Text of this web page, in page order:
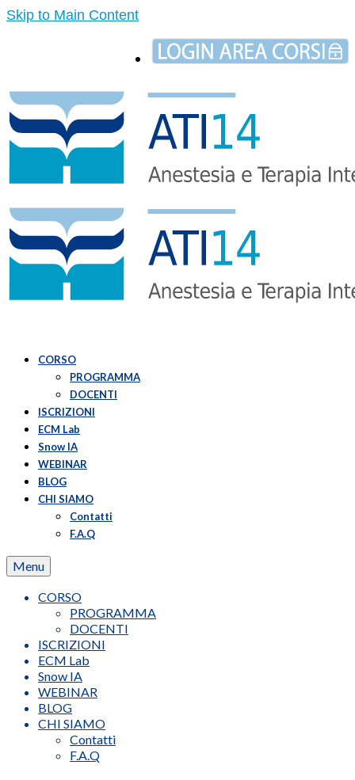
Skip to Main Content
CORSO
PROGRAMMA
DOCENTI
ISCRIZIONI
ECM Lab
Snow IA
WEBINAR
BLOG
CHI SIAMO
Contatti
F.A.Q
Menu
CORSO
PROGRAMMA
DOCENTI
ISCRIZIONI
ECM Lab
Snow IA
WEBINAR
BLOG
CHI SIAMO
Contatti
F.A.Q